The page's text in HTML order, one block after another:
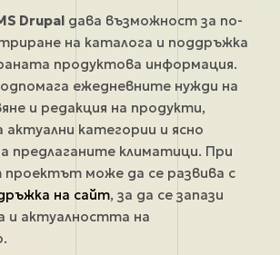
Drupal дава възможност за по-
на каталога и поддръжка
продуктова информация.
ежедневните нужди на
и редакция на продукти,
категории и ясно
предлаганите климатици. При
може да се развива с
на сайт, за да се запази
и актуалността на